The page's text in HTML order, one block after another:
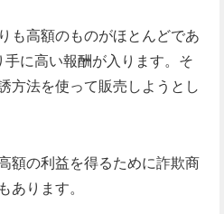
も高額のものがほとんどであ
手に高い報酬が入ります。そ
方法を使って販売しようとし
額の利益を得るために詐欺商
あります。